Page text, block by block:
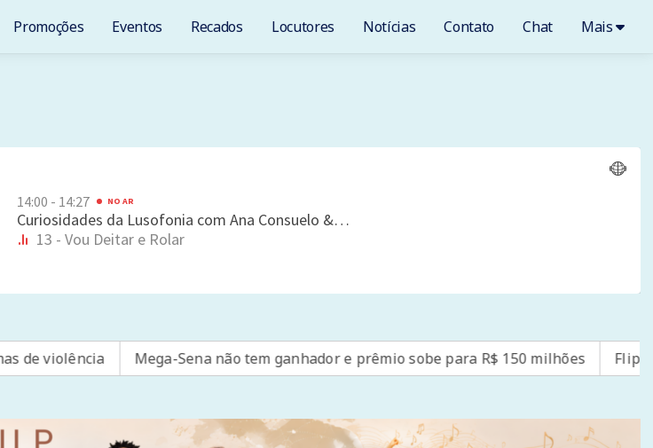
Promoções Eventos Recados Locutores Notícias Contato Chat Mais
Mega-Sena não tem ganhador e prêmio sobe para R$ 150 milhões Flipei: festa de